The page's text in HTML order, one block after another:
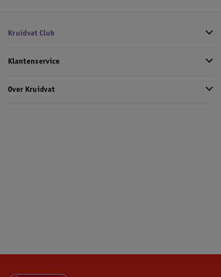
Kruidvat Club
Klantenservice
Over Kruidvat